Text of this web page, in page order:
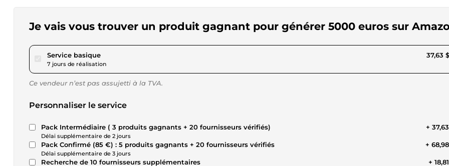
Je vais vous trouver un produit gagnant pour générer 5000 euros sur
Service basiquepour 34,68 $US
7 jours de réalisation
37,63
Ce vendeur n’est pas assujetti à la TVA.
Personnaliser le service
Pack Intermédiaire ( 3 produits gagnants + 20 fournisseurs vérifiés)
Délai supplémentaire de 2 jours
+
Pack Confirmé (85 €) : 5 produits gagnants + 20 fournisseurs vérifiés
Délai supplémentaire de 3 jours
+
Recherche de 10 fournisseurs supplémentaires +